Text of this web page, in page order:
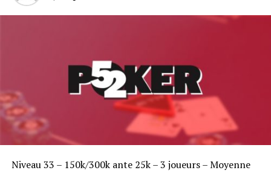
Niveau 33 – 150k/300k ante 25k – 3 joueurs – Moyenne